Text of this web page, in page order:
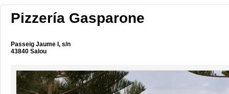
Pizzería Gasparone
Passeig Jaume I, s/n
43840 Salou